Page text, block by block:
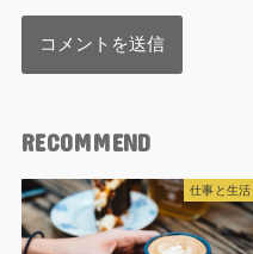
RECOMMEND
仕事と生活